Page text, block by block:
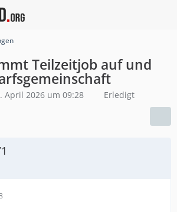
Teilzeitjob auf und
April 2026 um 09:28 Erledigt